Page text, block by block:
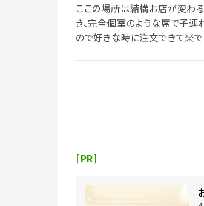
ここの場所は結構お店が変わ
き、完全個室のような席で子連
ので好きな時に注文できて楽
[PR]